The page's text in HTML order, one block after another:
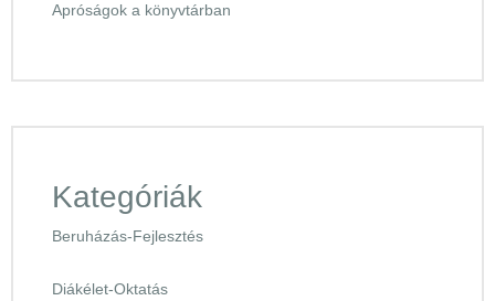
Apróságok a könyvtárban
Kategóriák
Beruházás-Fejlesztés
Diákélet-Oktatás